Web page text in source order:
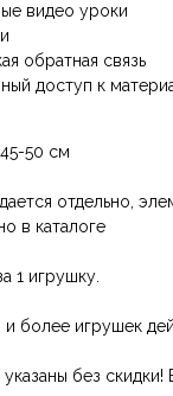
видео уроки
обратная связь
доступ к
50 см
отдельно,
в каталоге
1 игрушку.
и более игрушек
без